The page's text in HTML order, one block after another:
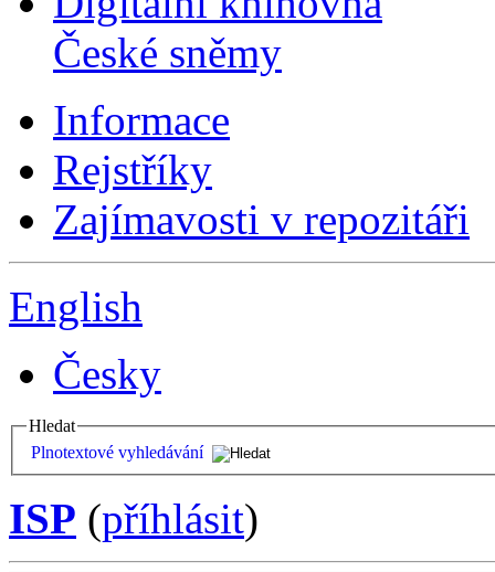
České sněmy
Informace
Rejstříky
Zajímavosti v repozitáři
English
Česky
Hledat
Plnotextové vyhledávání
ISP (příhlásit)